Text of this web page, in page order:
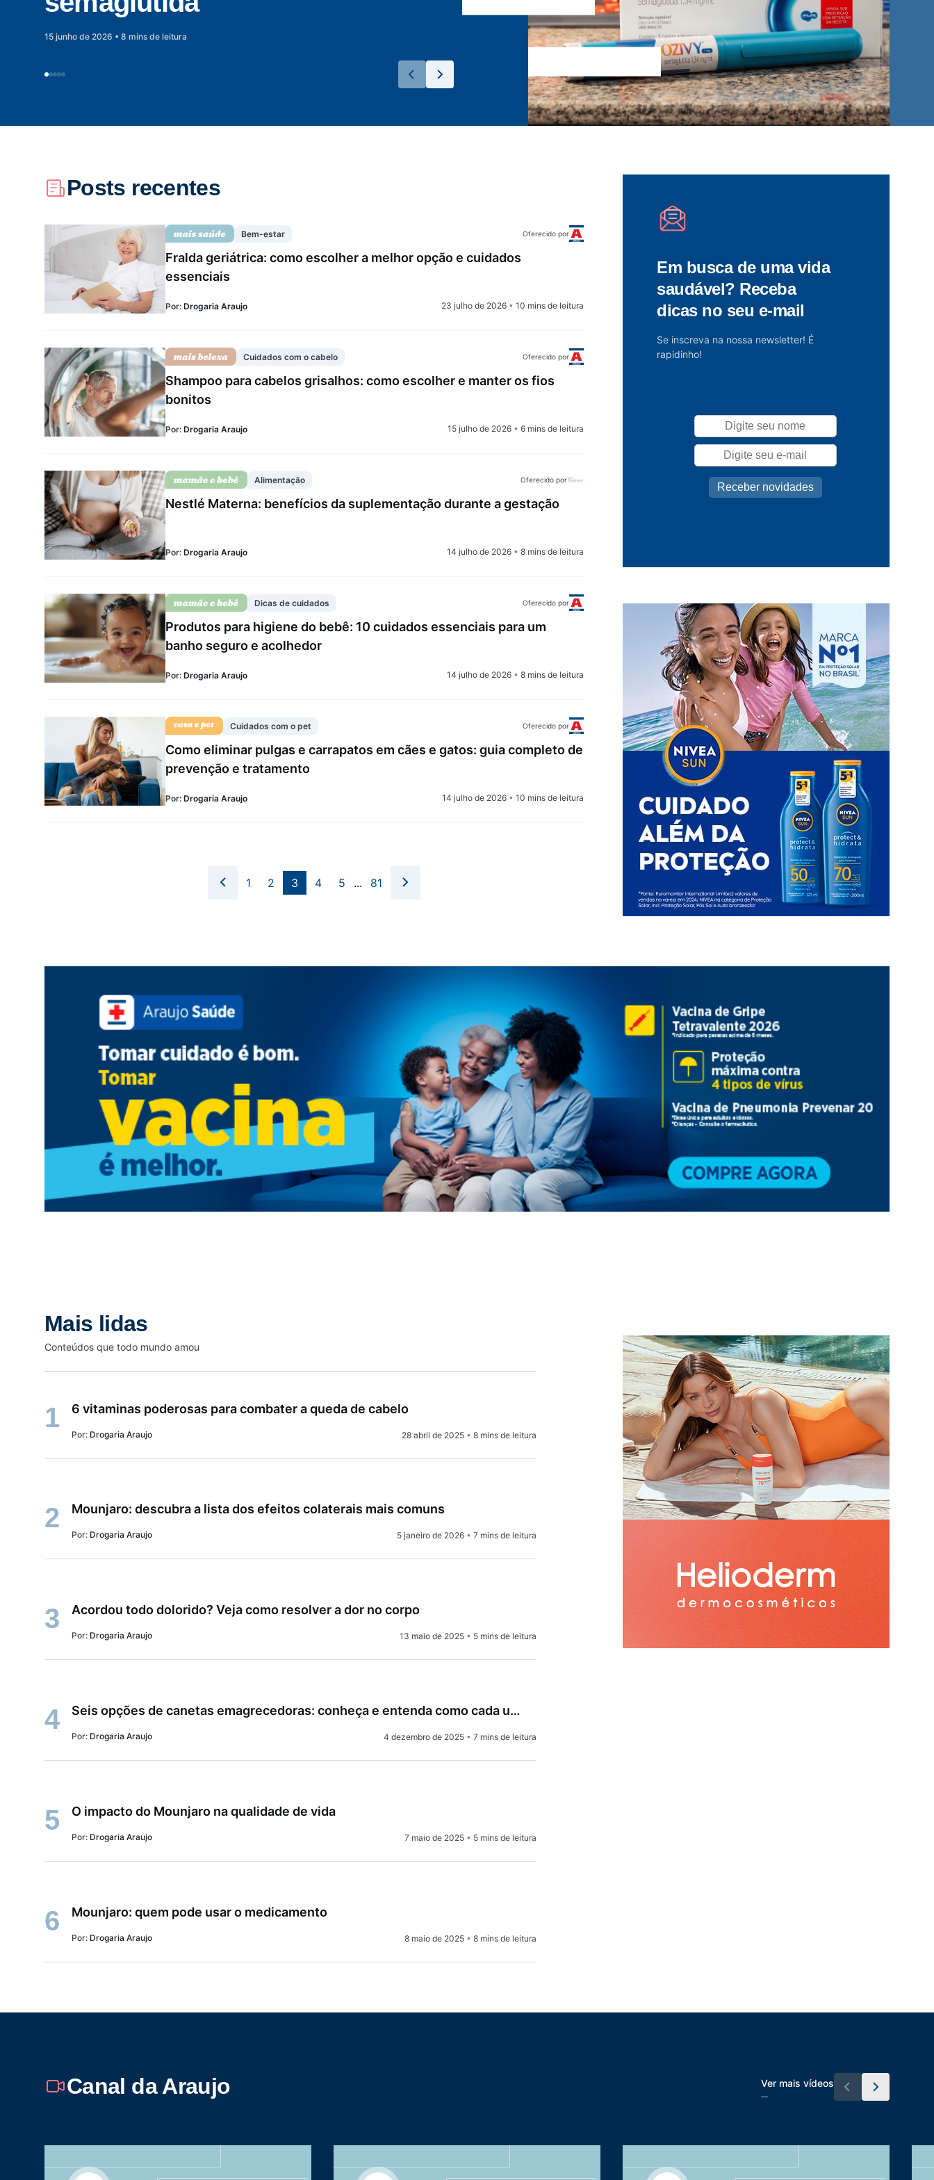
Saúde da mulher
15 junho de 2026 • 8 mins de leitura
02 julho de 2026 • 8 mins de leitura
04 março de 2026 • 4 mins de leitura
11 abril de 2023 • 7 mins de leitura
07 maio de 2025 • 7 mins de leitura
Posts recentes
Bem-estar Oferecido por
Fralda geriátrica: como escolher a melhor opção e cuidados
essenciais
Por: Drogaria Araujo 23 julho de 2026 • 10 mins de leitura
Cuidados com o cabelo Oferecido por
Shampoo para cabelos grisalhos: como escolher e manter os fios
bonitos
Por: Drogaria Araujo 15 julho de 2026 • 6 mins de leitura
Alimentação Oferecido por
Nestlé Materna: benefícios da suplementação durante a gestação
Por: Drogaria Araujo 14 julho de 2026 • 8 mins de leitura
Dicas de cuidados Oferecido por
Produtos para higiene do bebê: 10 cuidados essenciais para um
banho seguro e acolhedor
Por: Drogaria Araujo 14 julho de 2026 • 8 mins de leitura
Cuidados com o pet Oferecido por
Como eliminar pulgas e carrapatos em cães e gatos: guia completo de
prevenção e tratamento
Por: Drogaria Araujo 14 julho de 2026 • 10 mins de leitura
1 2 3 4 5 ... 81
Em busca de uma vida
saudável? Receba
dicas no seu e-mail
Se inscreva na nossa newsletter! É
rapidinho!
Mais lidas
Conteúdos que todo mundo amou
1 6 vitaminas poderosas para combater a queda de cabelo
Por: Drogaria Araujo 28 abril de 2025 • 8 mins de leitura
2 Mounjaro: descubra a lista dos efeitos colaterais mais comuns
Por: Drogaria Araujo 5 janeiro de 2026 • 7 mins de leitura
3 Acordou todo dolorido? Veja como resolver a dor no corpo
Por: Drogaria Araujo 13 maio de 2025 • 5 mins de leitura
4 Seis opções de canetas emagrecedoras: conheça e entenda como cada uma funciona
Por: Drogaria Araujo 4 dezembro de 2025 • 7 mins de leitura
5 O impacto do Mounjaro na qualidade de vida
Por: Drogaria Araujo 7 maio de 2025 • 5 mins de leitura
6 Mounjaro: quem pode usar o medicamento
Por: Drogaria Araujo 8 maio de 2025 • 8 mins de leitura
Canal da Araujo Ver mais vídeos